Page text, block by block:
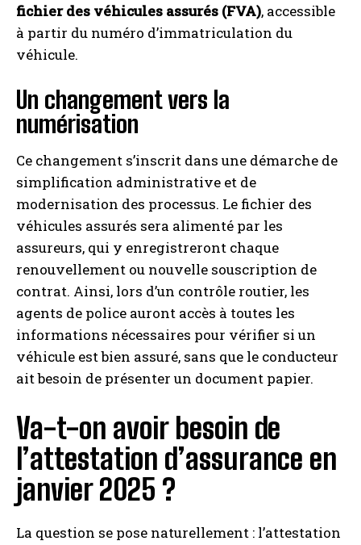
I WANT IN
I've read and accept the Privacy Policy
A LIRE : FWU Life Insurance Lux S.A : Démarrage de
la liquidation et de la dissolution avec l'activation du
portail client
fichier des véhicules assurés (FVA), accessible
à partir du numéro d’immatriculation du
véhicule.
Un changement vers la
numérisation
Ce changement s’inscrit dans une démarche de
simplification administrative et de
modernisation des processus. Le fichier des
véhicules assurés sera alimenté par les
assureurs, qui y enregistreront chaque
renouvellement ou nouvelle souscription de
contrat. Ainsi, lors d’un contrôle routier, les
agents de police auront accès à toutes les
informations nécessaires pour vérifier si un
véhicule est bien assuré, sans que le conducteur
ait besoin de présenter un document papier.
Va-t-on avoir besoin de
l’attestation d’assurance en
janvier 2025 ?
La question se pose naturellement : l’attestation